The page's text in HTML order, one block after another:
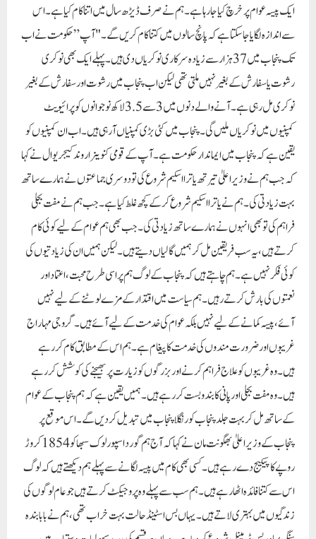
ایک پیسہ عوام پر خرچ کیا جا رہا ہے۔ ہم نے صرف ڈیڑھ سال میں اتنا کام کیا ہے۔ اس
سے اندازہ لگایا جا سکتا ہے کہ پانچ سالوں میں کتناکام کریں گے۔ "آپ” حکومت نے اب
تک پنجاب میں 37 ہزار سے زیادہ سرکاری نوکریاں دی ہیں۔ پہلے ایک بھی نوکری
رشوت یا سفارش کے بغیر نہیں ملتی تھی لیکن اب پنجاب میں رشوت اور سفارش کے بغیر
نوکری مل رہی ہے۔ آنے والے دنوں میں 3 سے 3.5 لاکھ نوجوانوں کو پرائیویٹ
کمپنیوں میں نوکریاں ملیں گی۔ پنجاب میں کئی بڑی کمپنیاں آرہی ہیں۔ اب ان کمپنیوں کو
یقین ہے کہ پنجاب میں ایماندار حکومت ہے۔آپ کے قومی کنوینر اروند کیجریوال نے کہا
کہ جب ہم نے وزیر اعلیٰ تیرتھ یاترا اسکیم شروع کی تو دوسری جماعتوں نے ہمارے ساتھ
بہت زیادتی کی۔ ہم نے یاترا اسکیم شروع کرکے کچھ غلط کیا ہے۔ جب ہم نے مفت بجلی
فراہم کی تو بھی انہوں نے ہمارے ساتھ زیادتی کی۔ جب بھی ہم عوام کے لیے کوئی کام
کرتے ہیں، یہ سب فریقین مل کر ہمیں گالیاں دیتے ہیں۔ لیکن ہمیں ان کی زیادتیوں کی
کوئی فکر نہیں ہے۔ ہم چاہتے ہیں کہ پنجاب کے لوگ ہم پر اسی طرح محبت، اعتماد اور
نعمتوں کی بارش کرتے رہیں۔ ہم سیاست میں اقتدار کے مزے لوٹنے کے لیے نہیں
آئے، پیسہ کمانے کے لیے نہیں بلکہ عوام کی خدمت کے لیے آئے ہیں۔ گروجی مہاراج
غریبوں اور ضرورت مندوں کی خدمت کا پیغام ہے۔ ہم اس کے مطابق کام کر رہے
ہیں۔ وہ غریبوں کو علاج فراہم کرنے اور بزرگوں کو زیارت پر بھیجنے کی کوشش کر رہے
ہیں۔ وہ مفت بجلی اور پانی کا بندوبست کر رہے ہیں۔ ہمیں یقین ہے کہ ہم پنجاب کے عوام
کے ساتھ مل کر بہت جلد پنجاب کو رنگلا پنجاب میں تبدیل کر دیں گے۔اس موقع پر
پنجاب کے وزیراعلیٰ بھگونت مان نے کہا کہ آج ہم گورداسپور لوک سبھا کو 1854 کروڑ
روپے کا پیکیج دے رہے ہیں۔ کسی بھی کام میں پیسہ لگانے سے پہلے ہم دیکھتے ہیں کہ لوگ
اس سے کتنا فائدہ اٹھا رہے ہیں۔ ہم سب سے پہلے وہ پروجیکٹ کرتے ہیں جو عام لوگوں کی
زندگیوں میں بہتری لاتے ہیں۔ یہاں بس اسٹینڈ حالت بہت خراب تھی، ہم نے بابا بندہ